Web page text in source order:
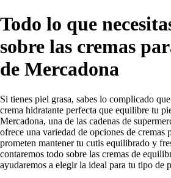
Todo lo que
sobre las cremas
de Mercadona
Si tienes piel grasa, sabes lo complicado
crema hidratante perfecta que equilibre tu
Mercadona, una de las cadenas de
ofrece una variedad de opciones de cremas
prometen mantener tu cutis equilibrado y
contaremos todo sobre las cremas de
ayudaremos a elegir la ideal para tu tipo de